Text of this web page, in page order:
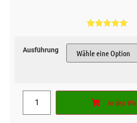
5.00von 5,
basierend
auf
Ausführung
In den